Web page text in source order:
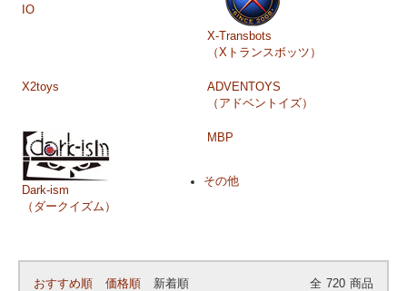
IO
X-Transbots
（Xトランスボッツ）
X2toys
ADVENTOYS
（アドベントイズ）
Dark-ism
（ダークイズム）
MBP
その他
おすすめ順 価格順 新着順 全 720 商品